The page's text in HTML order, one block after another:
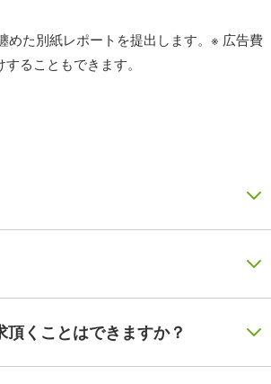
めた別紙レポートを提出します。※ 広告費
ることもできます。
くことはできますか？